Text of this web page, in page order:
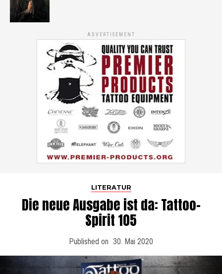
ADVERTISEMENT
LITERATUR
Die neue Ausgabe ist da: Tattoo-
Spirit 105
Published on 30. Mai 2020